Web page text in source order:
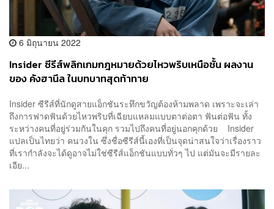
6 มิถุนายน 2022
Insider ซีรีส์พลิกเกมกฎหมายด้วยไหวพริบเหนือชั้น ผลงาน
ของ คังฮานึล ในบทบาทสุดท้าทาย
Insider ซีรีส์ที่นักดูสายแอ็กชันระทึกขวัญต้องห้ามพลาด เพราะจะเล่า
ถึงการฟาดฟันด้วยไหวพริบที่เฉียบแหลมแบบตาต่อตา ฟันต่อฟัน ทั้ง
ระหว่างคนที่อยู่ร่วมกันในคุก รวมไปถึงคนที่อยู่นอกคุกด้วย Insider
แปลเป็นไทยว่า คนวงใน ซึ่งชื่อซีรีส์นี้เองที่เป็นจุดน่าสนใจว่าเรื่องราว
ที่เรากำลังจะได้ดูอาจไม่ใช่ซีรีส์แอ็กชันแบบทั่วๆ ไป แต่มันจะมีรายละ
เอีย...